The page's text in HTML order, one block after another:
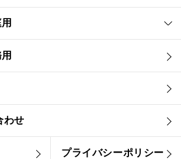
わせ
プライバシーポリシー